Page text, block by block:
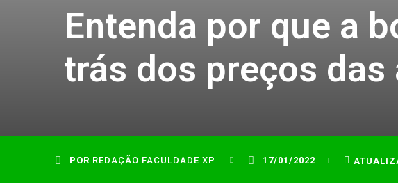
Entenda por que a
trás dos preços das
POR REDAÇÃO FACULDADE XP 17/01/2022